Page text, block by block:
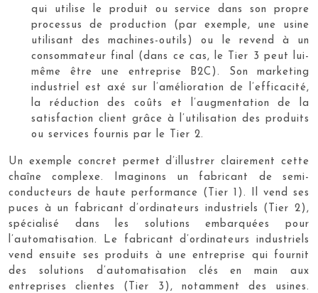
qui utilise le produit ou service dans son propre
processus de production (par exemple, une usine
utilisant des machines-outils) ou le revend à un
consommateur final (dans ce cas, le Tier 3 peut lui-
même être une entreprise B2C). Son marketing
industriel est axé sur l’amélioration de l’efficacité,
la réduction des coûts et l’augmentation de la
satisfaction client grâce à l’utilisation des produits
ou services fournis par le Tier 2.
Un exemple concret permet d’illustrer clairement cette
chaîne complexe. Imaginons un fabricant de semi-
conducteurs de haute performance (Tier 1). Il vend ses
puces à un fabricant d’ordinateurs industriels (Tier 2),
spécialisé dans les solutions embarquées pour
l’automatisation. Le fabricant d’ordinateurs industriels
vend ensuite ses produits à une entreprise qui fournit
des solutions d’automatisation clés en main aux
entreprises clientes (Tier 3), notamment des usines.